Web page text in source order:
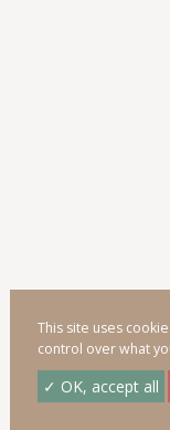
This site uses
control over what
✓ OK, accept all